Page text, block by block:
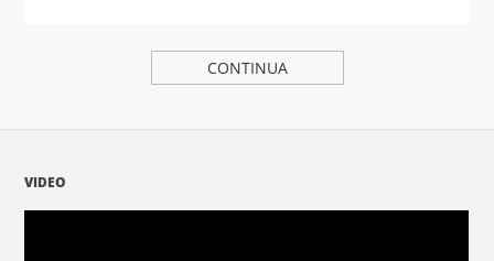
CONTINUA
VIDEO